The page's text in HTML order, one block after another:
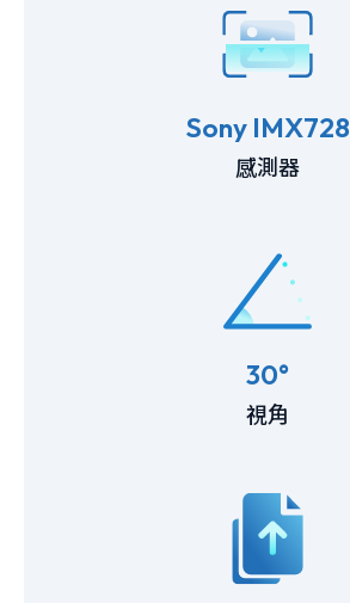
Sony IMX728
感測器
30°
視角